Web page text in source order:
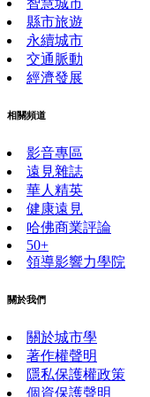
智慧城市
縣市旅遊
永續城市
交通脈動
經濟發展
相關頻道
影音專區
遠見雜誌
華人精英
健康遠見
哈佛商業評論
50+
領導影響力學院
關於我們
關於城市學
著作權聲明
隱私保護權政策
個資保護聲明